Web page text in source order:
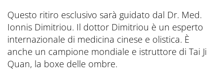
Questo ritiro esclusivo sarà guidato dal Dr. Med.
Ionnis Dimitriou. Il dottor Dimitriou è un esperto
internazionale di medicina cinese e olistica. È
anche un campione mondiale e istruttore di Tai Ji
Quan, la boxe delle ombre.